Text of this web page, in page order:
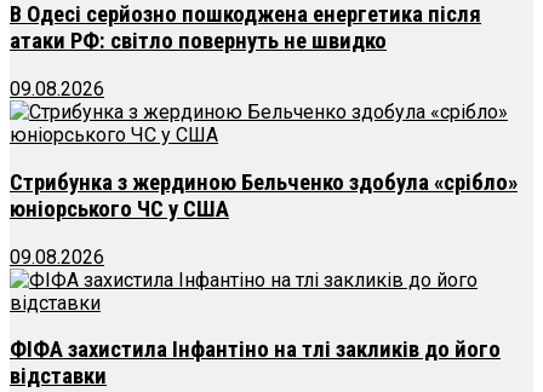
В Одесі серйозно пошкоджена енергетика після
атаки РФ: світло повернуть не швидко
09.08.2026
Стрибунка з жердиною Бельченко здобула «срібло»
юніорського ЧС у США
09.08.2026
ФІФА захистила Інфантіно на тлі закликів до його
відставки